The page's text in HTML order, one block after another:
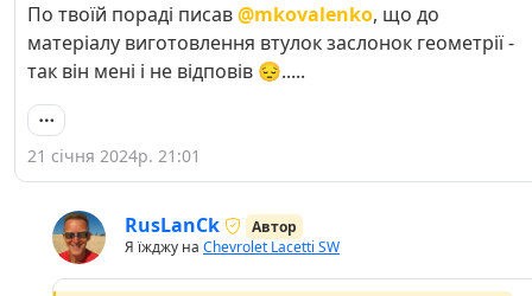
По твоїй пораді писав@mkovalenko, що до
матеріалу виготовлення втулок заслонок геометрії -
так він мені і не відповів 😔.....
21 січня 2024р. 21:01
RusLanCk
Автор
Я їжджу на Chevrolet Lacetti SW